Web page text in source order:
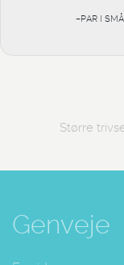
–PAR I
Større
Genveje